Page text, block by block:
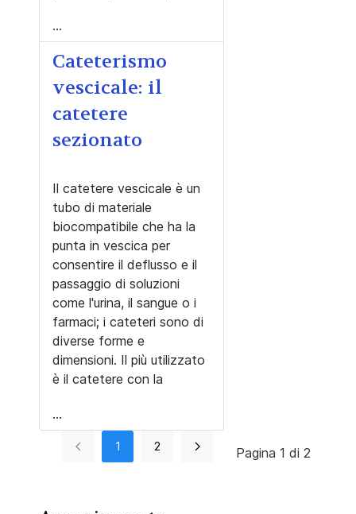
...
Cateterismo
vescicale: il
catetere
sezionato
Il catetere vescicale è un
tubo di materiale
biocompatibile che ha la
punta in vescica per
consentire il deflusso e il
passaggio di soluzioni
come l'urina, il sangue o i
farmaci; i cateteri sono di
diverse forme e
dimensioni. Il più utilizzato
è il catetere con la
...
Pagina 1 di 2
1 2